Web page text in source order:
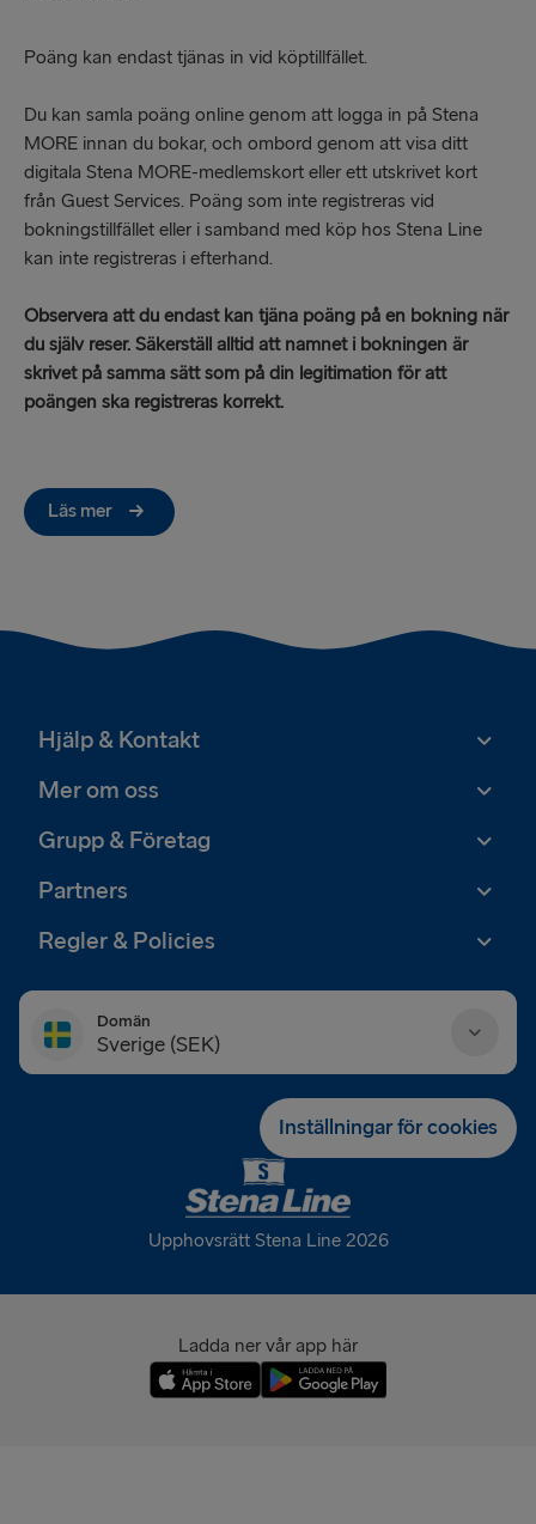
Poäng kan endast tjänas in vid köptillfället.
Du kan samla poäng online genom att logga in på Stena
MORE innan du bokar, och ombord genom att visa ditt
digitala Stena MORE-medlemskort eller ett utskrivet kort
från Guest Services. Poäng som inte registreras vid
bokningstillfället eller i samband med köp hos Stena Line
kan inte registreras i efterhand.
Observera att du endast kan tjäna poäng på en bokning när
du själv reser. Säkerställ alltid att namnet i bokningen är
skrivet på samma sätt som på din legitimation för att
poängen ska registreras korrekt.
Läs mer
Hjälp & Kontakt
Mer om oss
Grupp & Företag
Partners
Regler & Policies
Domän
Sverige (SEK)
France (EUR)
International (EUR)
Inställningar för cookies
Upphovsrätt Stena Line 2026
Ladda ner vår app här